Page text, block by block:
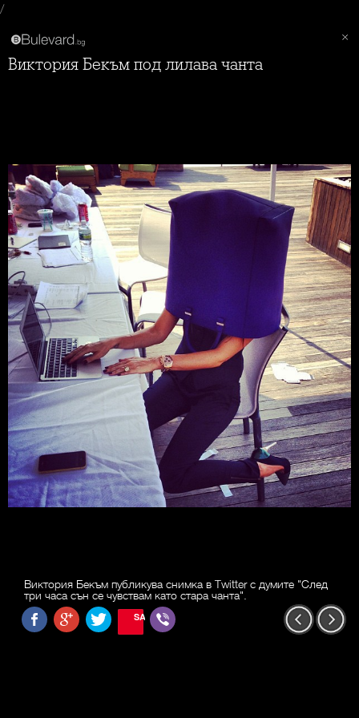
/
Виктория Бекъм под лилава чанта
Виктория Бекъм публикува снимка в Twitter с думите "След
три часа сън се чувствам като стара чанта".
SAVE